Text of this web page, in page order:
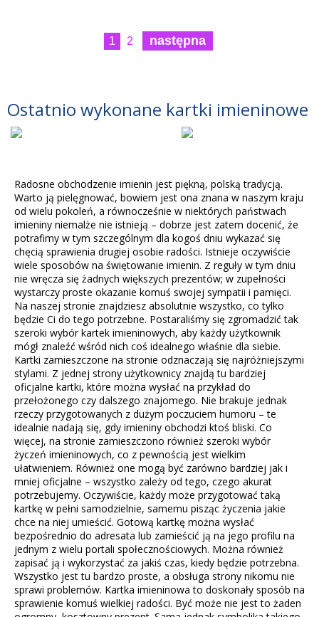
1 2 następna
Ostatnio wykonane kartki imieninowe
Radosne obchodzenie imienin jest piękną, polską tradycją.
Warto ją pielęgnować, bowiem jest ona znana w naszym kraju
od wielu pokoleń, a równocześnie w niektórych państwach
imieniny niemalże nie istnieją – dobrze jest zatem docenić, że
potrafimy w tym szczególnym dla kogoś dniu wykazać się
chęcią sprawienia drugiej osobie radości. Istnieje oczywiście
wiele sposobów na świętowanie imienin. Z reguły w tym dniu
nie wręcza się żadnych większych prezentów; w zupełności
wystarczy proste okazanie komuś swojej sympatii i pamięci.
Na naszej stronie znajdziesz absolutnie wszystko, co tylko
będzie Ci do tego potrzebne. Postaraliśmy się zgromadzić tak
szeroki wybór kartek imieninowych, aby każdy użytkownik
mógł znaleźć wśród nich coś idealnego właśnie dla siebie.
Kartki zamieszczone na stronie odznaczają się najróżniejszymi
stylami. Z jednej strony użytkownicy znajdą tu bardziej
oficjalne kartki, które można wysłać na przykład do
przełożonego czy dalszego znajomego. Nie brakuje jednak
rzeczy przygotowanych z dużym poczuciem humoru – te
idealnie nadają się, gdy imieniny obchodzi ktoś bliski. Co
więcej, na stronie zamieszczono również szeroki wybór
życzeń imieninowych, co z pewnością jest wielkim
ułatwieniem. Również one mogą być zarówno bardziej jak i
mniej oficjalne – wszystko zależy od tego, czego akurat
potrzebujemy. Oczywiście, każdy może przygotować taką
kartkę w pełni samodzielnie, samemu pisząc życzenia jakie
chce na niej umieścić. Gotową kartkę można wysłać
bezpośrednio do adresata lub zamieścić ją na jego profilu na
jednym z wielu portali społecznościowych. Można również
zapisać ją i wykorzystać za jakiś czas, kiedy będzie potrzebna.
Wszystko jest tu bardzo proste, a obsługa strony nikomu nie
sprawi problemów. Kartka imieninowa to doskonały sposób na
sprawienie komuś wielkiej radości. Być może nie jest to żaden